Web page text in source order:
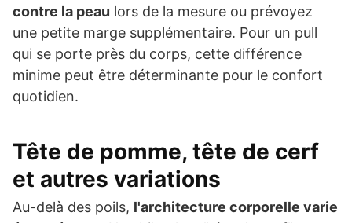
contre la peau lors de la mesure ou prévoyez
une petite marge supplémentaire. Pour un pull
qui se porte près du corps, cette différence
minime peut être déterminante pour le confort
quotidien.
Tête de pomme, tête de cerf
et autres variations
Au-delà des poils, l'architecture corporelle varie